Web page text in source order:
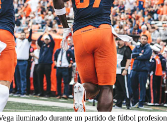
iluminado durante un partido de fútbol